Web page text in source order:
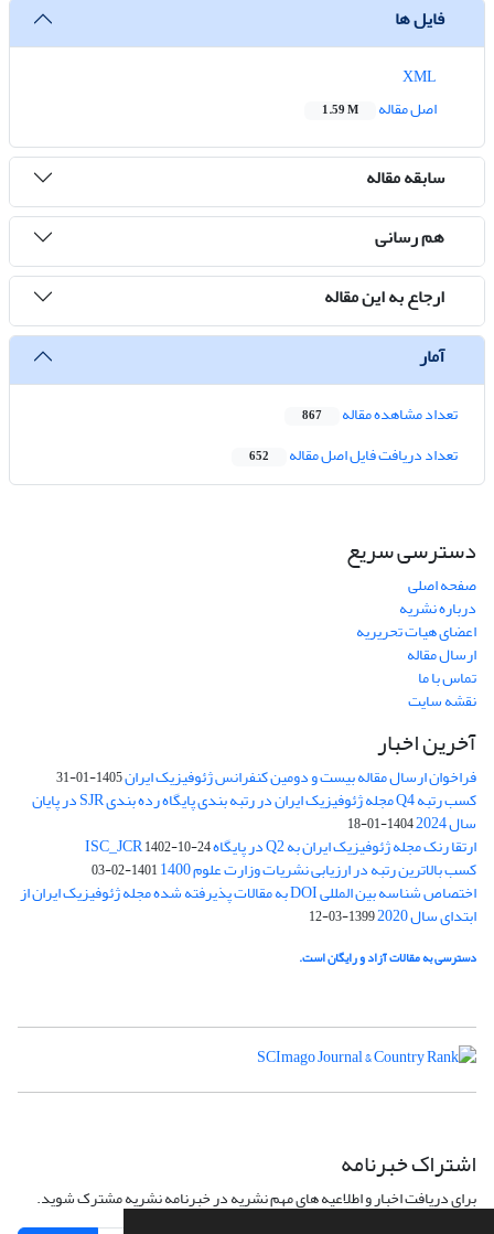
فایل ها
اصل مقاله
1.59 M
سابقه مقاله
هم رسانی
ارجاع به این مقاله
آمار
تعداد مشاهده مقاله 867
تعداد دریافت فایل اصل مقاله 652
دسترسی سریع
صفحه اصلی
درباره نشریه
اعضای هیات تحریریه
ارسال مقاله
تماس با ما
نقشه سایت
آخرین اخبار
فراخوان ارسال مقاله بیست و دومین کنفرانس ژئوفیزیک ایران1405-01-31
کسب رتبه Q4 مجله ژئوفیزیک ایران در رتبه بندی پایگاه رده بندی SJR در پایان
سال 2024 1404-01-18
ارتقا رنک مجله ژئوفیزیک ایران به Q2 در پایگاه ISC_JCR 1402-10-24
کسب بالاترین رتبه در ارزیابی نشریات وزارت علوم 1400 1401-02-03
اختصاص شناسه بین المللی DOI به مقالات پذیرفته شده مجله ژئوفیزیک ایران از
ابتدای سال 2020 1399-03-12
دسترسی به مقالات آزاد و رایگان است.
اشتراک خبرنامه
برای دریافت اخبار و اطلاعیه های مهم نشریه در خبرنامه نشریه مشترک شوید.